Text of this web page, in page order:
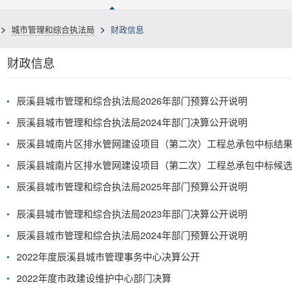
> 城市管理和综合执法局 > 财政信息
财政信息
辰溪县城市管理和综合执法局2026年部门预算公开说明
辰溪县城市管理和综合执法局2024年部门决算公开说明
辰溪县城南片区排水管网建设项目（第二次）工程总承包中标结
辰溪县城南片区排水管网建设项目（第二次）工程总承包中标候
辰溪县城市管理和综合执法局2025年部门预算公开说明
辰溪县城市管理和综合执法局2023年部门决算公开说明
辰溪县城市管理和综合执法局2024年部门预算公开说明
2022年度辰溪县城市管理事务中心决算公开
2022年度市政建设维护中心部门决算